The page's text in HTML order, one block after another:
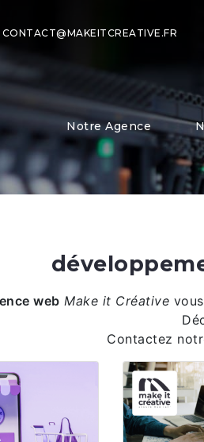
CONTACT@MAKEITCREATIVE.FR
Notre Agence
web Make it Créative
Contactez